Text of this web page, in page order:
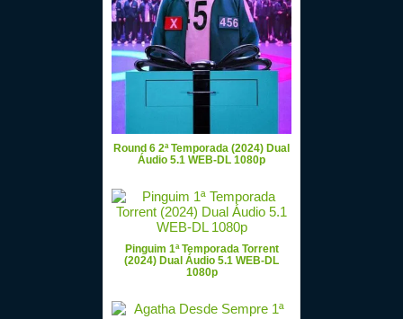
Round 6 2ª Temporada (2024) Dual
Áudio 5.1 WEB-DL 1080p
Pinguim 1ª Temporada Torrent
(2024) Dual Áudio 5.1 WEB-DL
1080p